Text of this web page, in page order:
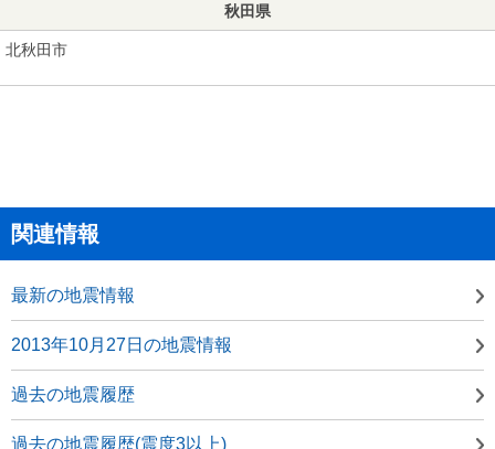
秋田県
北秋田市
関連情報
最新の地震情報
2013年10月27日の地震情報
過去の地震履歴
過去の地震履歴(震度3以上)